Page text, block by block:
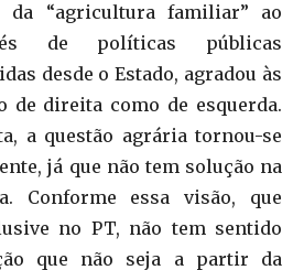
da “agricultura familiar” ao
de políticas públicas
desde o Estado, agradou às
de direita como de esquerda.
a questão agrária tornou-se
já que não tem solução na
Conforme essa visão, que
no PT, não tem sentido
que não seja a partir da